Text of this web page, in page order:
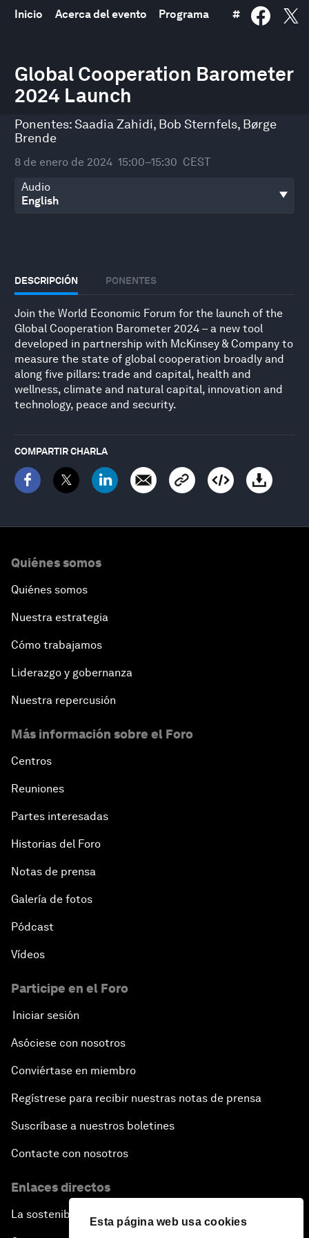
Esta página web usa cookies
Inicio Acerca del evento Programa #
Global Cooperation Barometer
2024 Launch
Ponentes:Saadia Zahidi, Bob Sternfels, Børge
Brende
8 de enero de 2024 15:00–15:30 CEST
Audio
DESCRIPCIÓN PONENTES
Join the World Economic Forum for the launch of the
Global Cooperation Barometer 2024 – a new tool
developed in partnership with McKinsey & Company to
measure the state of global cooperation broadly and
along five pillars: trade and capital, health and
wellness, climate and natural capital, innovation and
technology, peace and security.
COMPARTIR CHARLA
seconds
of
31
minutes,
seconds
Quiénes somos
Quiénes somos
Nuestra estrategia
Cómo trabajamos
Liderazgo y gobernanza
Nuestra repercusión
Más información sobre el Foro
Centros
Reuniones
Partes interesadas
Historias del Foro
Notas de prensa
Galería de fotos
Pódcast
Vídeos
Participe en el Foro
Iniciar sesión
Asóciese con nosotros
Conviértase en miembro
Regístrese para recibir nuestras notas de prensa
Suscríbase a nuestros boletines
Contacte con nosotros
Enlaces directos
La sostenibilidad en el Foro